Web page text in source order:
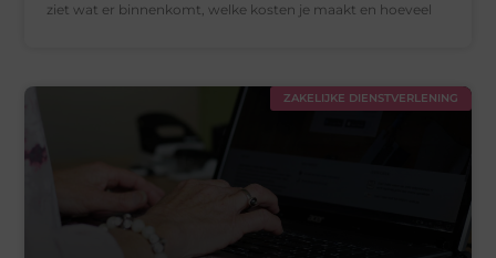
ziet wat er binnenkomt, welke kosten je maakt en hoeveel
ZAKELIJKE DIENSTVERLENING